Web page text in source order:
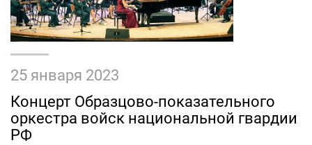
25 января 2023
Концерт Образцово-показательного
оркестра войск национальной гвардии
РФ